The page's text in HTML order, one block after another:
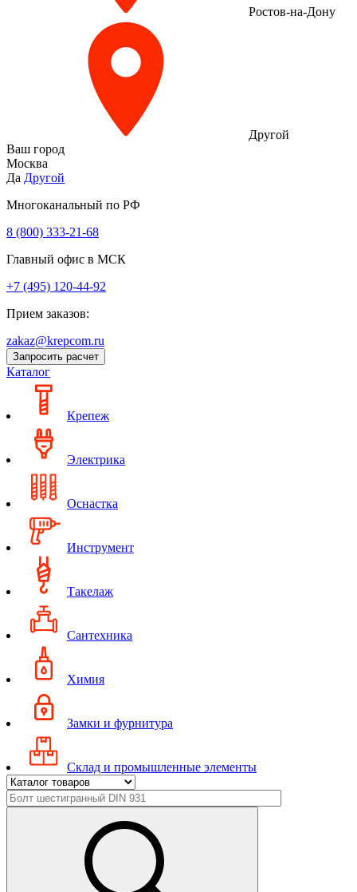
Ростов-на-Дону
Другой
Ваш город
Москва
Да Другой
Многоканальный по РФ
8 (800) 333‑21-68
Главный офис в МСК
+7 (495) 120-44-92
Прием заказов:
zakaz@krepcom.ru
Запросить расчет
Каталог
Крепеж
Электрика
Оснастка
Инструмент
Такелаж
Сантехника
Химия
Замки и фурнитура
Склад и промышленные элементы